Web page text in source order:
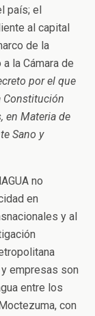
país; el
al capital
de la
la Cámara de
por el que
Constitución
en Materia de
Sano y
no
en
y al
empresas son
entre los
con